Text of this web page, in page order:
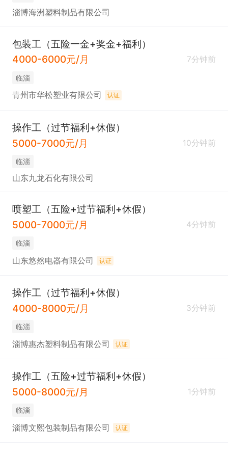
淄博海洲塑料制品有限公司
包装工（五险一金+奖金+福利）
4000-6000元/月
7分钟前
临淄
青州市华松塑业有限公司 认证
操作工（过节福利+休假）
5000-7000元/月
10分钟前
临淄
山东九龙石化有限公司
喷塑工（五险+过节福利+休假）
5000-7000元/月
4分钟前
临淄
山东悠然电器有限公司 认证
操作工（过节福利+休假）
4000-8000元/月
3分钟前
临淄
淄博惠杰塑料制品有限公司 认证
操作工（五险+过节福利+休假）
5000-8000元/月
1分钟前
临淄
淄博文熙包装制品有限公司 认证